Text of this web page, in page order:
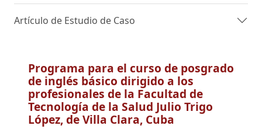
Artículo de Estudio de Caso
Programa para el curso de posgrado
de inglés básico dirigido a los
profesionales de la Facultad de
Tecnología de la Salud Julio Trigo
López, de Villa Clara, Cuba